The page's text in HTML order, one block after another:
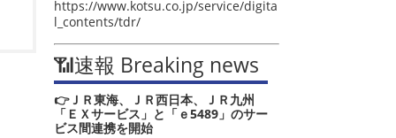
https://www.kotsu.co.jp/service/digita
l_contents/tdr/
📶速報 Breaking news
👉ＪＲ東海、ＪＲ西日本、ＪＲ九州
「ＥＸサービス」と「ｅ5489」のサー
ビス間連携を開始